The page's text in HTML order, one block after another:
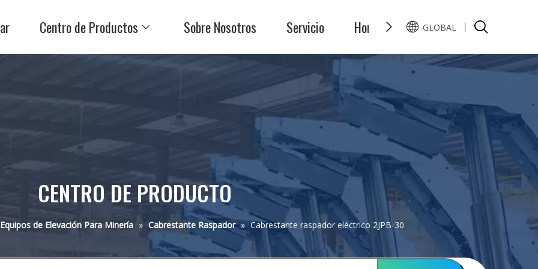
Centro de Productos Sobre Nosotros Servicio Honor Preguntas y
GLOBAL
Pусский
CENTRO DE PRODUCTO
Equipos de Elevación Para Minería » Cabrestante Raspador » Cabrestante raspador eléctrico 2JPB-30